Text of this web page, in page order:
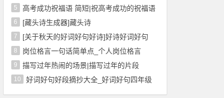
5 高考成功祝福语 简短|祝高考成功的祝福语
6 [藏头诗生成器]藏头诗
7 [关于秋天的好词好句好诗]好诗好词好句
8 岗位格言一句话简单点_个人岗位格言
9 描写过年热闹的场景|描写过年的片段
10 好词好句好段摘抄大全_好词好句四年级